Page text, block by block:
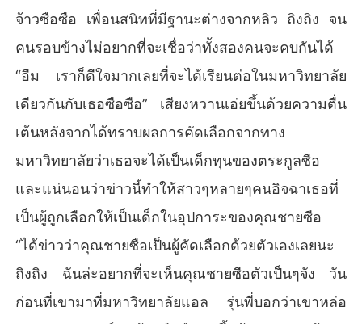
จ้าวซือซือ เพื่อนสนิทที่มีฐานะต่างจากหลิว ถิงถิง จน
คนรอบข้างไม่อยากที่จะเชื่อว่าทั้งสองคนจะคบกันได้
“อืม เราก็ดีใจมากเลยที่จะได้เรียนต่อในมหาวิทยาลัย
เดียวกันกับเธอซือซือ” เสียงหวานเอ่ยขึ้นด้วยความตื่น
เต้นหลังจากได้ทราบผลการคัดเลือกจากทาง
มหาวิทยาลัยว่าเธอจะได้เป็นเด็กทุนของตระกูลซือ
และแน่นอนว่าข่าวนี้ทำให้สาวๆหลายๆคนอิจฉาเธอที่
เป็นผู้ถูกเลือกให้เป็นเด็กในอุปการะของคุณชายซือ
“ได้ข่าวว่าคุณชายซือเป็นผู้คัดเลือกด้วยตัวเองเลยนะ
ถิงถิง ฉันล่ะอยากที่จะเห็นคุณชายซือตัวเป็นๆจัง วัน
ก่อนที่เขามาที่มหาวิทยาลัยแอล รุ่นพี่บอกว่าเขาหล่อ